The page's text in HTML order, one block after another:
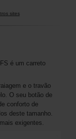
sites
é um carreto
e o travão
O seu botão de
conforto de
deste tamanho.
exigentes.